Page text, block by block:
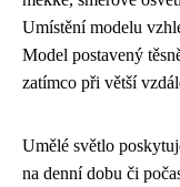
Umístění modelu
Model postavený
zatímco při větší
Umělé světlo
na denní dobu či